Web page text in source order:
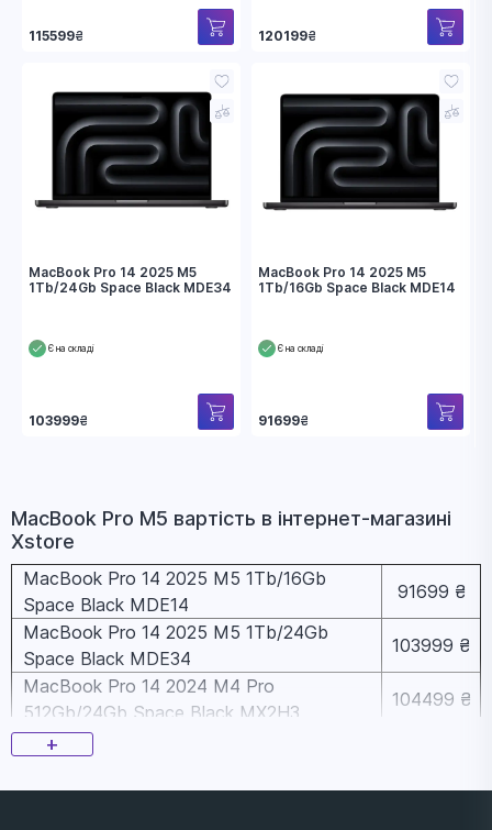
115599₴ 120199₴
MacBook Pro 14 2025 M5
1Tb/24Gb Space Black MDE34
Є на складі
103999₴
MacBook Pro 14 2025 M5
1Tb/16Gb Space Black MDE14
Є на складі
91699₴
MacBook Pro M5 вapтіcть в інтернет-магазині
Xstore
MacBook Pro 14 2025 M5 1Tb/16Gb
Space Black MDE14
91699 ₴
MacBook Pro 14 2025 M5 1Tb/24Gb
Space Black MDE34
103999 ₴
MacBook Pro 14 2024 M4 Pro
512Gb/24Gb Space Black MX2H3
104499 ₴
MacBook Pro 14 2026 M5 Pro
MGDR4
+